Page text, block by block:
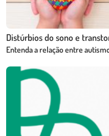
Distúrbios do sono e
Entenda a relação entre